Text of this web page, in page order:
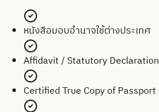
หนังสือมอบอำนาจใช้ต่างประเทศ
Affidavit / Statutory Declaration
Certified True Copy of Passport